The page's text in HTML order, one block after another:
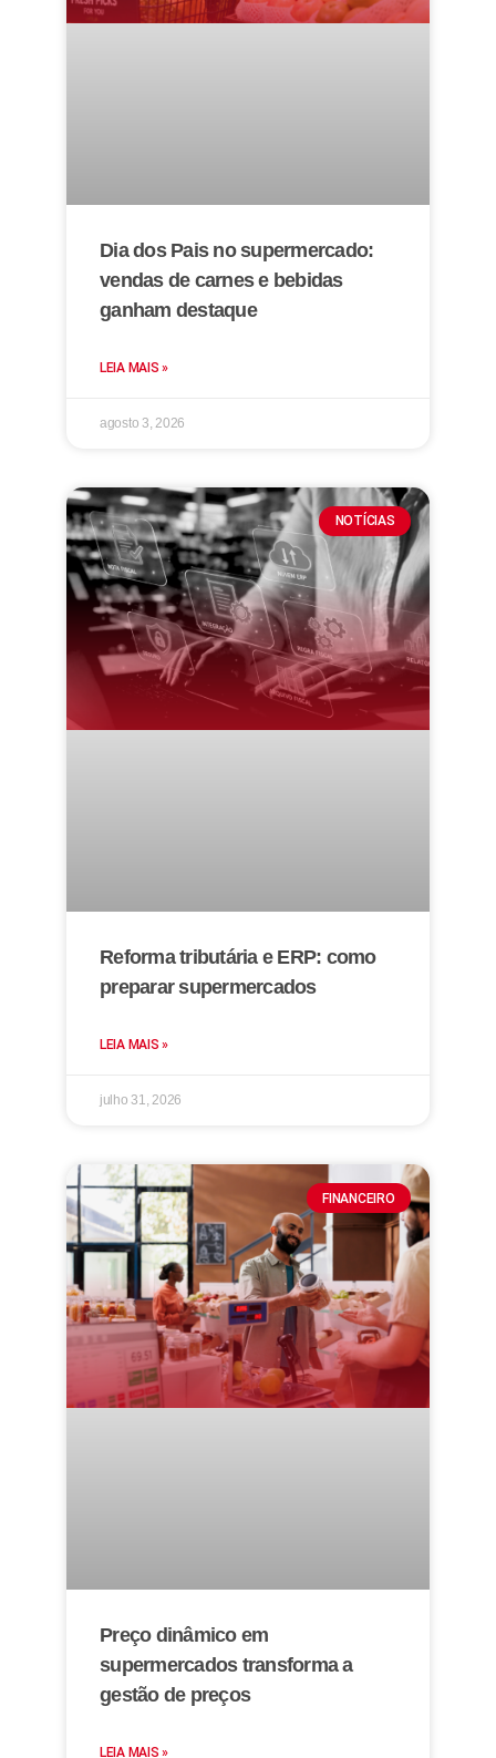
Dia dos Pais no supermercado:
vendas de carnes e bebidas
ganham destaque
LEIA MAIS »
agosto 3, 2026
NOTÍCIAS
Reforma tributária e ERP: como
preparar supermercados
LEIA MAIS »
julho 31, 2026
FINANCEIRO
Preço dinâmico em
supermercados transforma a
gestão de preços
LEIA MAIS »